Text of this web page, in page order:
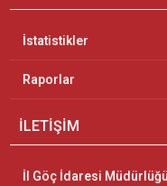
İstatistikler
Raporlar
İLETİŞİM
İl Göç İdaresi Müdürlüğü